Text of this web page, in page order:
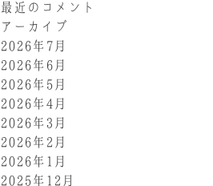
最近のコメント
アーカイブ
2026年7月
2026年6月
2026年5月
2026年4月
2026年3月
2026年2月
2026年1月
2025年12月